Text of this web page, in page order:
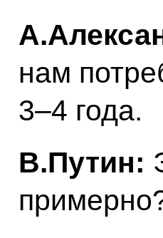
нам
3–4 года.
В.Путин: